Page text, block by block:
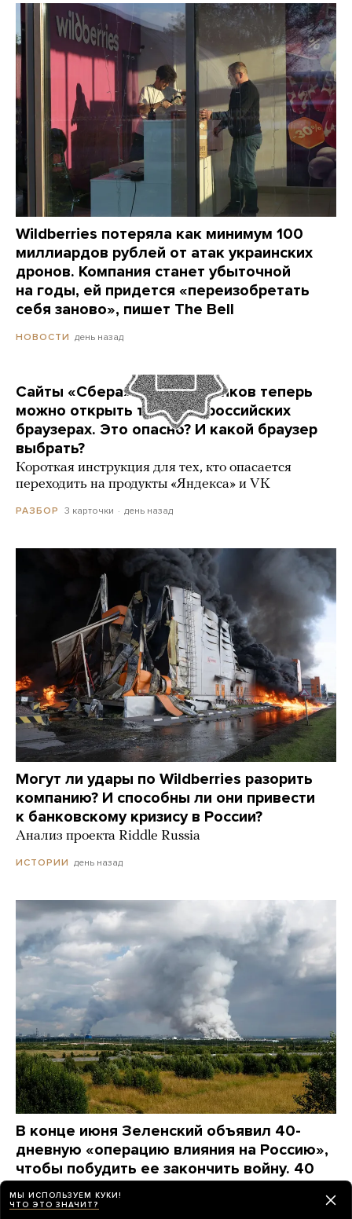
Wildberries потеряла как минимум 100
миллиардов рублей от атак украинских
дронов. Компания станет убыточной
на годы, ей придется «переизобретать
себя заново», пишет The Bell
НОВОСТИ день назад
Сайты «Сбера» и других банков теперь
можно открыть только в российских
браузерах. Это опасно? И какой браузер
выбрать?
Короткая инструкция для тех, кто опасается
переходить на продукты «Яндекса» и VK
РАЗБОР 3 карточки день назад
Могут ли удары по Wildberries разорить
компанию? И способны ли они привести
к банковскому кризису в России?
Анализ проекта Riddle Russia
ИСТОРИИ день назад
В конце июня Зеленский объявил 40-
дневную «операцию влияния на Россию»,
чтобы побудить ее закончить войну. 40
дней истекли. Что из этого вышло?
Максимально коротко
МЫ ИСПОЛЬЗУЕМ КУКИ!
ЧТО ЭТО ЗНАЧИТ?